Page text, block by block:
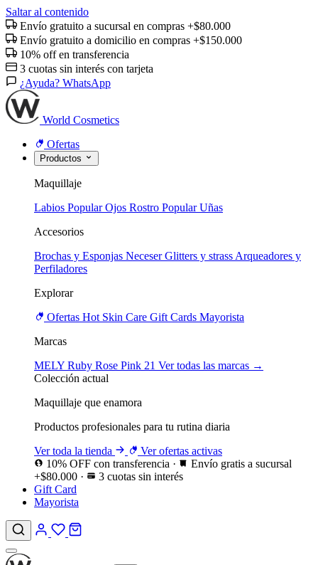
Saltar al contenido
Envío gratuito a sucursal en compras +$80.000
Envío gratuito a domicilio en compras +$150.000
10% off en transferencia
3 cuotas sin interés con tarjeta
¿Ayuda? WhatsApp
World Cosmetics
Ofertas
Productos
Maquillaje
Labios Popular Ojos Rostro Popular Uñas
Accesorios
Brochas y Esponjas NeceserGlitters y strass Arqueadores y
Perfiladores
Explorar
Ofertas Hot Skin Care Gift Cards Mayorista
Marcas
MELY Ruby Rose Pink 21 Ver todas las marcas →
Colección actual
Maquillaje que enamora
Productos profesionales para tu rutina diaria
Ver toda la tienda
Ver ofertas activas
10% OFF con transferencia ·
Envío gratis a sucursal
+$80.000 ·
3 cuotas sin interés
Gift Card
Mayorista